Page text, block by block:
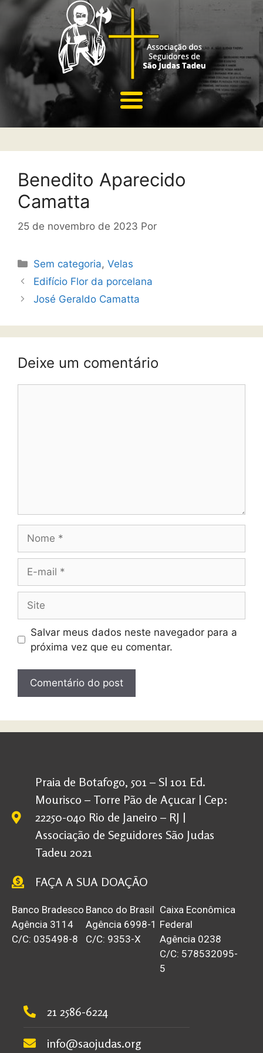
Benedito Aparecido
Camatta
25 de novembro de 2023 Por
Sem categoria,Velas
Edifício Flor da porcelana
José Geraldo Camatta
Deixe um comentário
Salvar meus dados neste navegador para a
próxima vez que eu comentar.
Praia de Botafogo, 501 – Sl 101 Ed.
Mourisco – Torre Pão de Açucar | Cep:
22250-040 Rio de Janeiro – RJ |
Associação de Seguidores São Judas
Tadeu 2021
FAÇA A SUA DOAÇÃO
Banco Bradesco
Agência 3114
C/C: 035498-8
Banco do Brasil
Agência 6998-1
C/C: 9353-X
Caixa Econômica
Federal
Agência 0238
C/C: 578532095-
5
21 2586-6224
info@saojudas.org